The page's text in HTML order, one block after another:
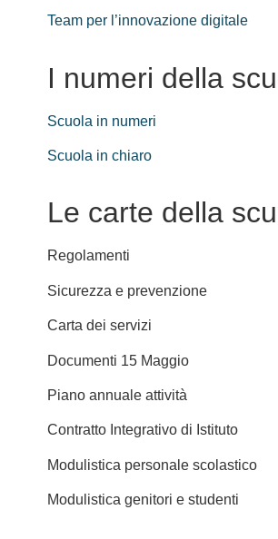
Team per l’innovazione digitale
I numeri della
Scuola in numeri
Scuola in chiaro
Le carte della
Regolamenti
Sicurezza e prevenzione
Carta dei servizi
Documenti 15 Maggio
Piano annuale attività
Contratto Integrativo di Istituto
Modulistica personale scolastico
Modulistica genitori e studenti